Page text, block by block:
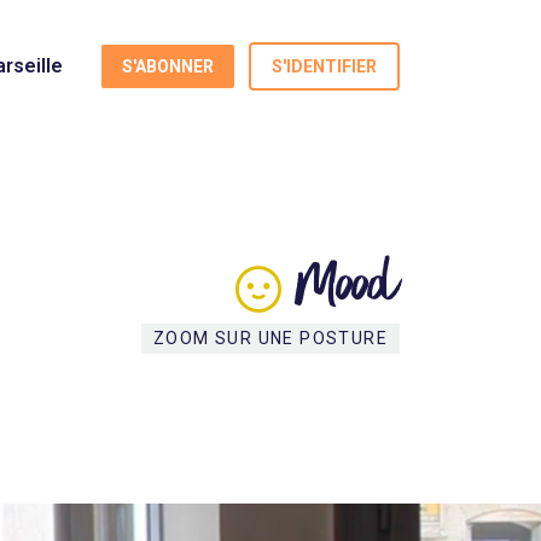
S'ABONNER S'IDENTIFIER
Mood
ZOOM SUR UNE POSTURE